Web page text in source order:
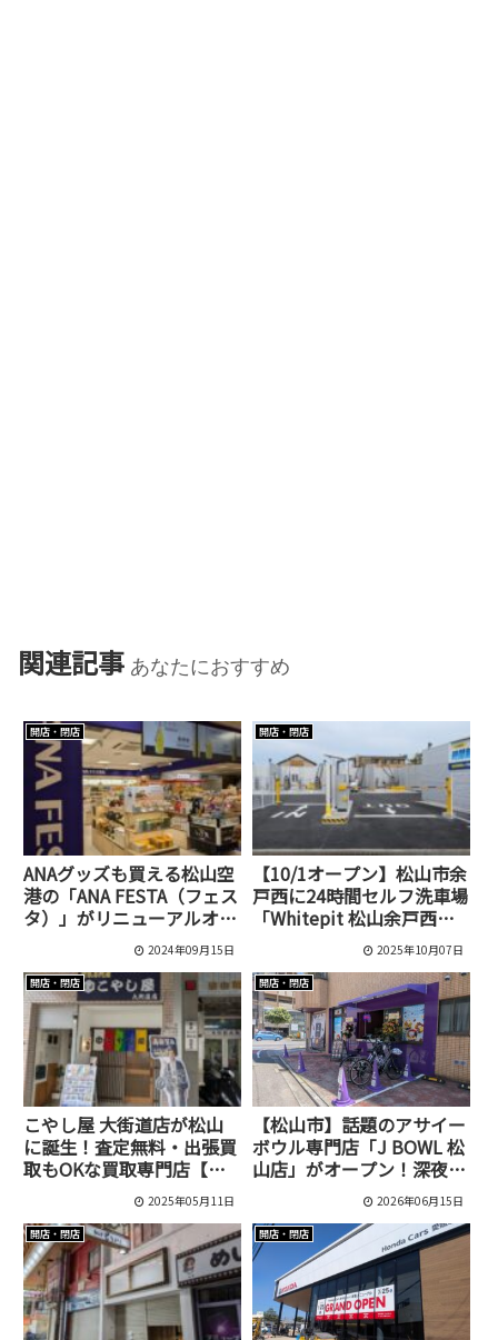
関連記事 あなたにおすすめ
開店・閉店
ANAグッズも買える松山空
港の「ANA FESTA（フェス
タ）」がリニューアルオー
プンしました！ 2024年09月15日
開店・閉店
【10/1オープン】松山市余
戸西に24時間セルフ洗車場
「Whitepit 松山余戸西
2025年10月07日
開店・閉店
こやし屋 大街道店が松山
に誕生！査定無料・出張買
取もOKな買取専門店【お
にぎり屋 さんまる跡地】
2025年05月11日
開店・閉店
【松山市】話題のアサイー
ボウル専門店「J BOWL 松
山店」がオープン！深夜2
時まで楽しめるご褒美スイ
2026年06月15日
開店・閉店 開店・閉店